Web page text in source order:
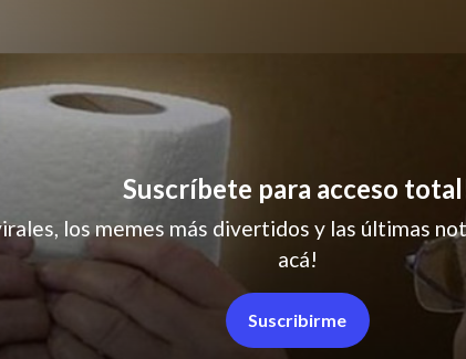
Explotación
Suscríbete para acceso
los memes más divertidos y las últimas
acá!
Suscribirme